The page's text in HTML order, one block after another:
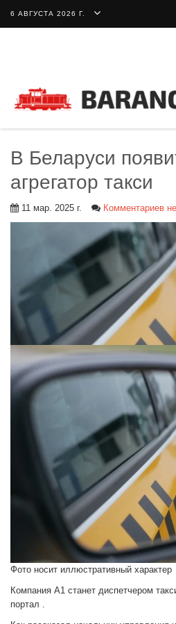
6 АВГУСТА 2026 Г.
В Беларуси
агрегатор такси
11 мар. 2025 г. Комментариев
Фото носит иллюстративный характер
Компания А1 станет диспетчером
портал .